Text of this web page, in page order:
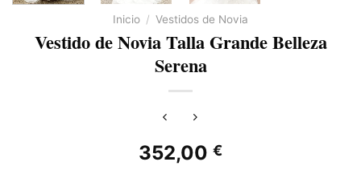
Inicio / Vestidos de Novia
Vestido de Novia Talla Grande Belleza
Serena
352,00 €